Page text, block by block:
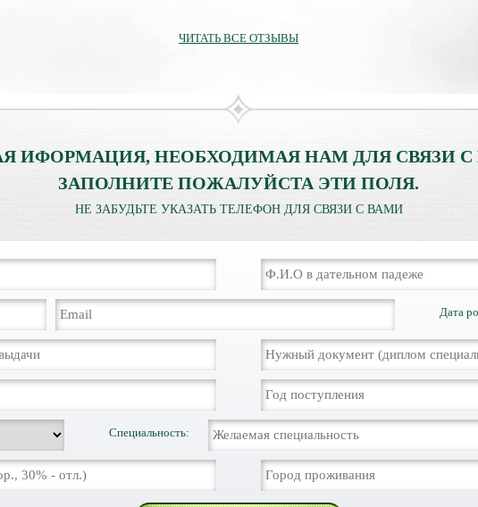
ЧИТАТЬ ВСЕ ОТЗЫВЫ
ИФОРМАЦИЯ, НЕОБХОДИМАЯ НАМ ДЛЯ СВЯЗИ С
ЗАПОЛНИТЕ ПОЖАЛУЙСТА ЭТИ ПОЛЯ.
НЕ ЗАБУДЬТЕ УКАЗАТЬ ТЕЛЕФОН ДЛЯ СВЯЗИ С ВАМИ
Дата
Специальность: